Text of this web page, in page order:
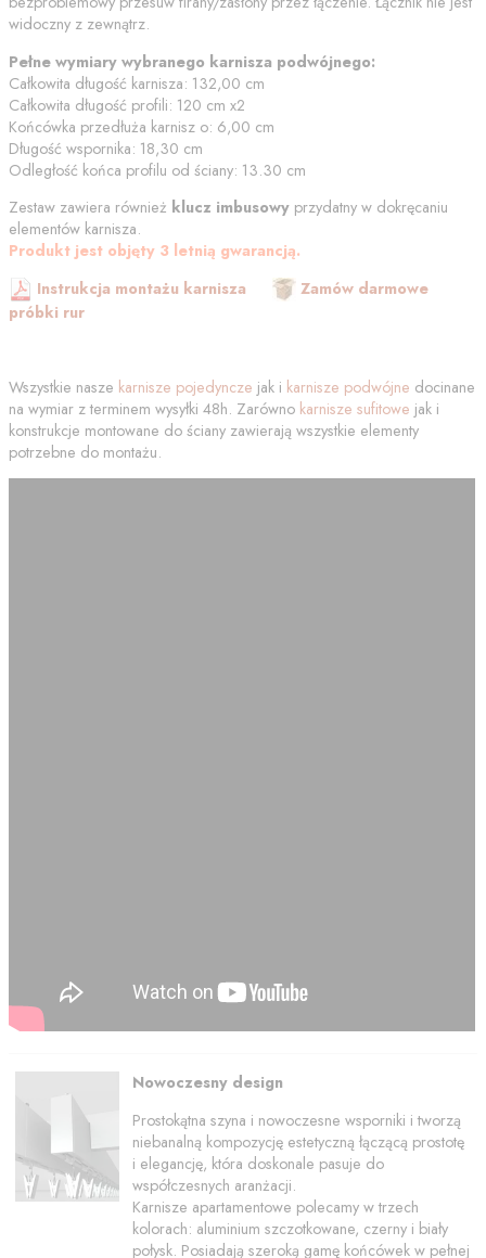
widoczny z zewnątrz.
Pełne wymiary wybranego karnisza podwójnego:
Całkowita długość karnisza: 132,00 cm
Całkowita długość profili: 120 cm x2
Końcówka przedłuża karnisz o: 6,00 cm
Długość wspornika: 18,30 cm
Odległość końca profilu od ściany: 13.30 cm
Zestaw zawiera również klucz imbusowy przydatny w dokręcaniu
elementów karnisza.
Produkt jest objęty 3 letnią gwarancją.
Instrukcja montażu karnisza
Zamów darmowe
próbki rur
Wszystkie nasze karnisze pojedyncze jak i karnisze podwójne docinane
na wymiar z terminem wysyłki 48h. Zarówno karnisze sufitowe jak i
konstrukcje montowane do ściany zawierają wszystkie elementy
potrzebne do montażu.
Nowoczesny design
Prostokątna szyna i nowoczesne wsporniki i tworzą
niebanalną kompozycję estetyczną łączącą prostotę
i elegancję, która doskonale pasuje do
współczesnych aranżacji.
Karnisze apartamentowe polecamy w trzech
kolorach: aluminium szczotkowane, czerny i biały
połysk. Posiadają szeroką gamę końcówek w pełnej